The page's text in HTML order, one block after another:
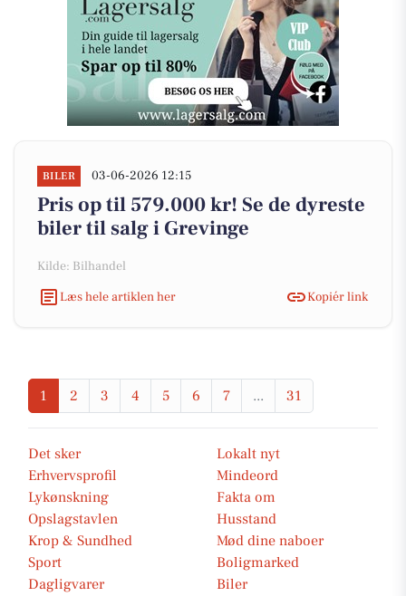
BILER 03-06-2026 12:15
Pris op til 579.000 kr! Se de dyreste
biler til salg i Grevinge
Kilde: Bilhandel
Læs hele artiklen her
Kopiér link
1 2 3 4 5 6 7 ... 31
Det sker
Lokalt nyt
Erhvervsprofil
Mindeord
Lykønskning
Fakta om
Opslagstavlen
Husstand
Krop & Sundhed
Mød dine naboer
Sport
Boligmarked
Dagligvarer
Biler